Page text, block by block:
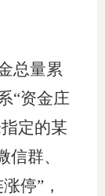
总量累
“资金庄
定的某
群、
停”，